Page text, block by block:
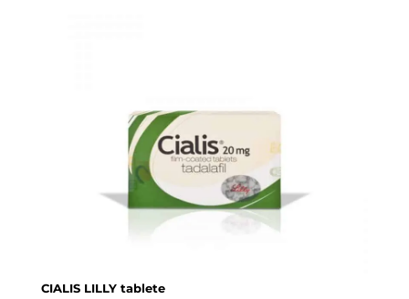
CIALIS LILLY tablete